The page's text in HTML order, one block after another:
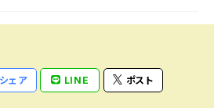
シェア LINE ポスト